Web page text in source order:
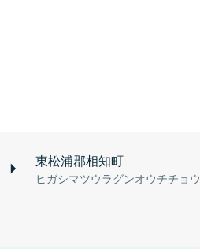
東松浦郡相知町
ヒガシマツウラグンオウチチョウ